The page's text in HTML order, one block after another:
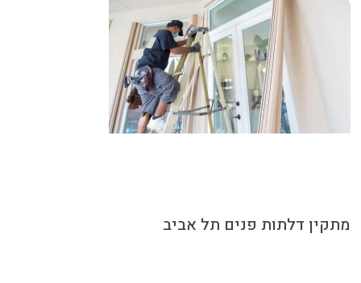
מתקין דלתות פנים תל אביב